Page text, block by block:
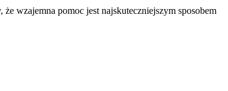
wzajemna pomoc jest najskuteczniejszym sposobem